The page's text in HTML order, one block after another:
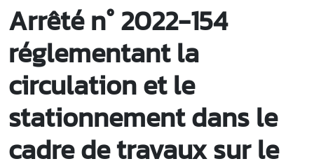
Arrêté n° 2022-154
réglementant la
circulation et le
stationnement dans le
cadre de travaux sur le